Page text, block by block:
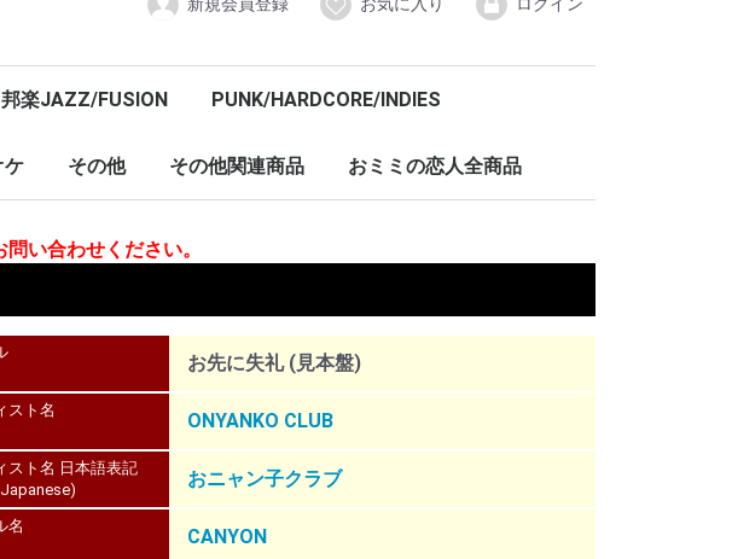
新規会員登録 お気に入り ログイン
邦楽JAZZ/FUSION
12inch/10inch
PUNK/HARDCORE/INDIES
LP/12inch/10inch
7inch
ケ その他 その他関連商品 おミミの恋人全商品
い合わせください。
お先に失礼 (見本盤)
スト名
ONYANKO CLUB
スト名 日本語表記
おニャン子クラブ
名
CANYON